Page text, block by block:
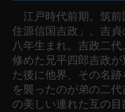
江戸時代前期。筑前
住源信国吉政」。吉貞
八年生まれ。吉政二代
修めた兄平四郎吉政が
た後に他界、その名跡
を襲ったのが弟の二
の美しい連れた互の目